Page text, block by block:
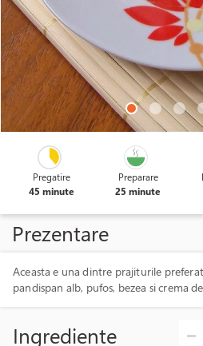
Pregatire
45 minute
Preparare
25 minute
Prezentare
Aceasta e una dintre prajiturile
pandispan alb, pufos, bezea si crema
Ingrediente